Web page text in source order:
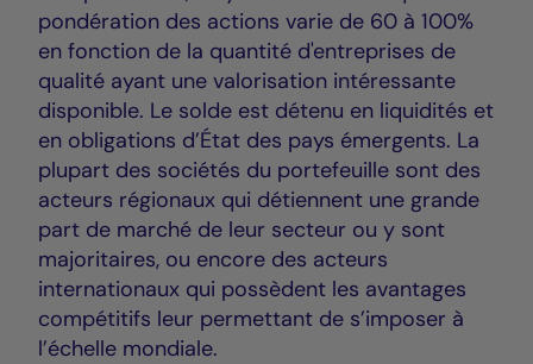
pondération des actions varie de 60 à 100%
en fonction de la quantité d'entreprises de
qualité ayant une valorisation intéressante
disponible. Le solde est détenu en liquidités et
en obligations d’État des pays émergents. La
plupart des sociétés du portefeuille sont des
acteurs régionaux qui détiennent une grande
part de marché de leur secteur ou y sont
majoritaires, ou encore des acteurs
internationaux qui possèdent les avantages
compétitifs leur permettant de s’imposer à
l’échelle mondiale.